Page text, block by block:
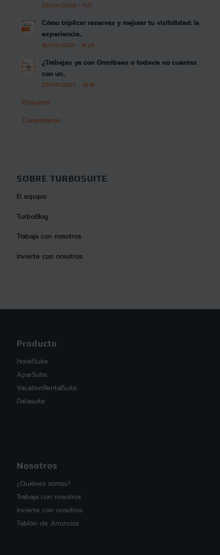
29/04/2026 - 11:17
Cómo triplicar reservas y mejorar tu visibilidad: la
experiencia...
18/03/2026 - 14:29
¿Trabajas ya con Omnibees o todavía no cuentas
con un...
29/09/2025 - 10:16
Etiquetas
Comentarios
SOBRE TURBOSUITE
El equipo
TurboBlog
Trabaja con nosotros
Invierte con nosotros
Producto
HotelSuite
AparSuite
VacationRentalSuite
Datasuite
Nosotros
¿Quiénes somos?
Trabaja con nosotros
Invierte con nosotros
Tablón de Anuncios